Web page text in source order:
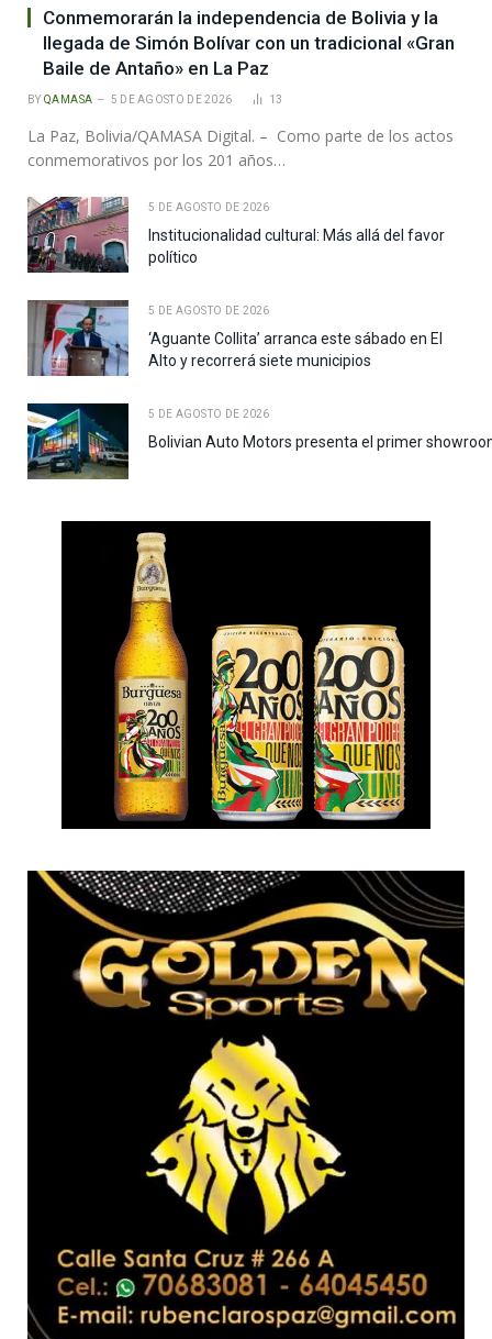
Conmemorarán la independencia de Bolivia y la
llegada de Simón Bolívar con un tradicional «Gran
Baile de Antaño» en La Paz
BY QAMASA 5 DE AGOSTO DE 2026 13
La Paz, Bolivia/QAMASA Digital. – Como parte de los actos
conmemorativos por los 201 años…
5 DE AGOSTO DE 2026
Institucionalidad cultural: Más allá del favor
político
5 DE AGOSTO DE 2026
‘Aguante Collita’ arranca este sábado en El
Alto y recorrerá siete municipios
5 DE AGOSTO DE 2026
Bolivian Auto Motors presenta el primer